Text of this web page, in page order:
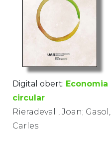
Digital obert: Economia
circular
Rieradevall, Joan; Gasol,
Carles